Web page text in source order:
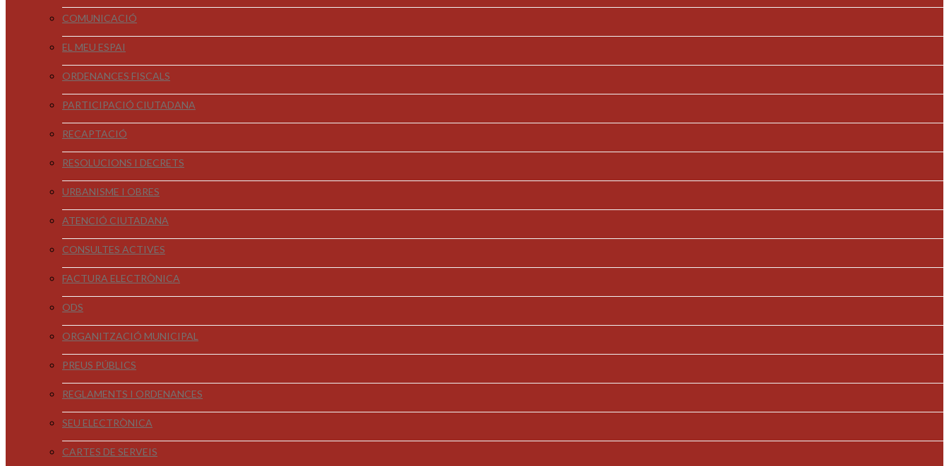
COMUNICACIÓ
EL MEU ESPAI
ORDENANCES FISCALS
PARTICIPACIÓ CIUTADANA
RECAPTACIÓ
RESOLUCIONS I DECRETS
URBANISME I OBRES
ATENCIÓ CIUTADANA
CONSULTES ACTIVES
FACTURA ELECTRÒNICA
ODS
ORGANITZACIÓ MUNICIPAL
PREUS PÚBLICS
REGLAMENTS I ORDENANCES
SEU ELECTRÒNICA
CARTES DE SERVEIS